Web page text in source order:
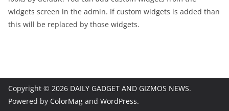
widgets screen in the admin. If custom widgets is added than
this will be replaced by those widgets.
Copyright © 2026 DAILY GADGET AND GIZMOS NEWS.
Powered by ColorMag and WordPress.